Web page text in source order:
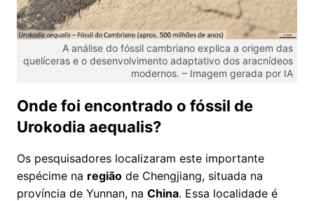
A análise do fóssil cambriano explica a origem das
quelíceras e o desenvolvimento adaptativo dos aracnídeos
modernos. – Imagem gerada por IA
Onde foi encontrado o fóssil de
Urokodia aequalis?
Os pesquisadores localizaram este importante
espécime na região de Chengjiang, situada na
província de Yunnan, na China. Essa localidade é